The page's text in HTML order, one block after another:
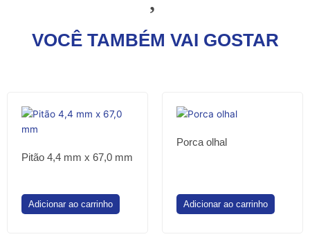
VOCÊ TAMBÉM VAI GOSTAR
Pitão 4,4 mm x 67,0 mm
Adicionar ao carrinho
Porca olhal
Adicionar ao carrinho